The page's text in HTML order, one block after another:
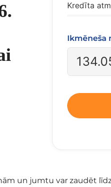
Kredīta
Ikmēneša
un jumtu var zaudēt